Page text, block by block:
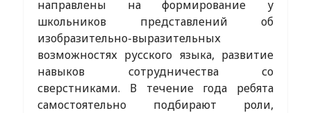
направлены на формирование у
школьников представлений об
изобразительно-выразительных
возможностях русского языка, развитие
навыков сотрудничества со
сверстниками. В течение года ребята
самостоятельно подбирают роли,